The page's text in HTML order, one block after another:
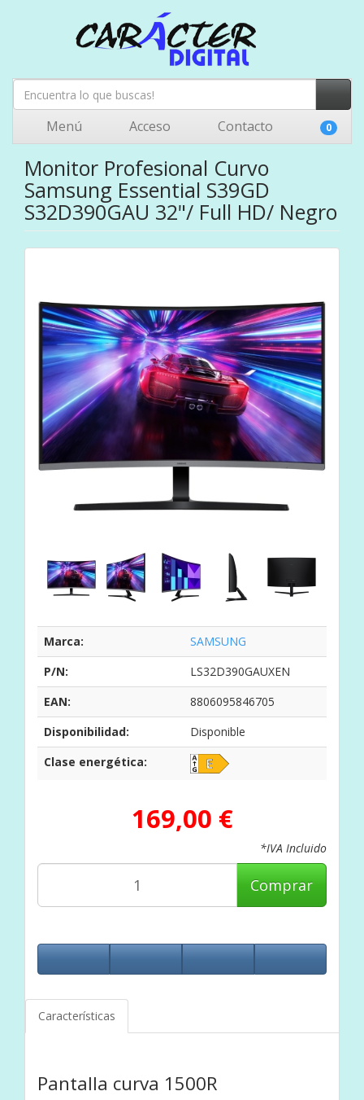
Menú Acceso Contacto 0
Monitor Profesional Curvo
Samsung Essential S39GD
S32D390GAU 32"/ Full HD/ Negro
Marca:
SAMSUNG
P/N:
LS32D390GAUXEN
EAN:
8806095846705
Disponibilidad:
Disponible
Clase energética:
169,00 €
*IVA Incluido
Comprar
Características
Pantalla curva 1500R